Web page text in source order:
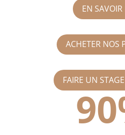
EN SAVOIR
ACHETER NOS
FAIRE UN
90